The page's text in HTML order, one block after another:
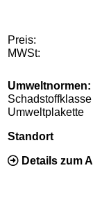
Preis:
MWSt:
Umweltnormen:
Schadstoffklasse
Umweltplakette
Standort
Details zum